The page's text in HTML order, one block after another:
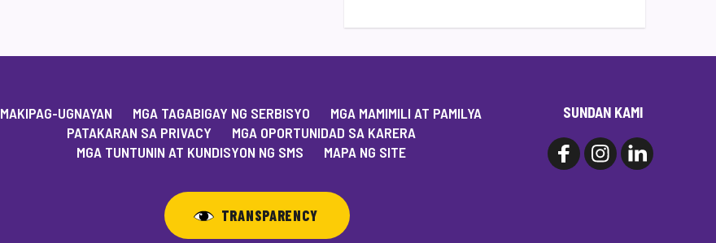
MAKIPAG-UGNAYAN MGA TAGABIGAY NG SERBISYO
MGA MAMIMILI AT PAMILYA
PATAKARAN SA PRIVACY
MGA OPORTUNIDAD SA KARERA
MGA TUNTUNIN AT KUNDISYON NG SMS
MAPA NG SITE
TRANSPARENCY
SUNDAN KAMI